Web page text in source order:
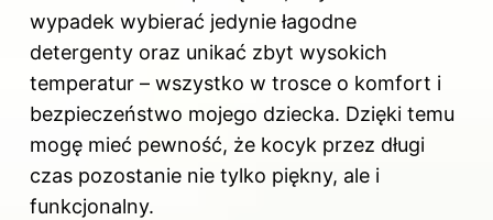
wypadek wybierać jedynie łagodne
detergenty oraz unikać zbyt wysokich
temperatur – wszystko w trosce o komfort i
bezpieczeństwo mojego dziecka. Dzięki temu
mogę mieć pewność, że kocyk przez długi
czas pozostanie nie tylko piękny, ale i
funkcjonalny.